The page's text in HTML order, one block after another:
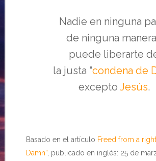
Nadie en ninguna
de ninguna
puede liberarte
la justa “condena de
excepto Jesús.
Basado en el artículo Freed from a
Damn”, publicado en inglés: 25 de